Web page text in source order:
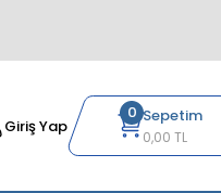
Giriş Yap
0 Sepetim
0,00 TL